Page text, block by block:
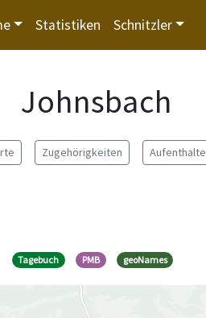
Statistiken Schnitzler
Johnsbach
Zugehörigkeiten Aufenthalte
Tagebuch PMB geoNames